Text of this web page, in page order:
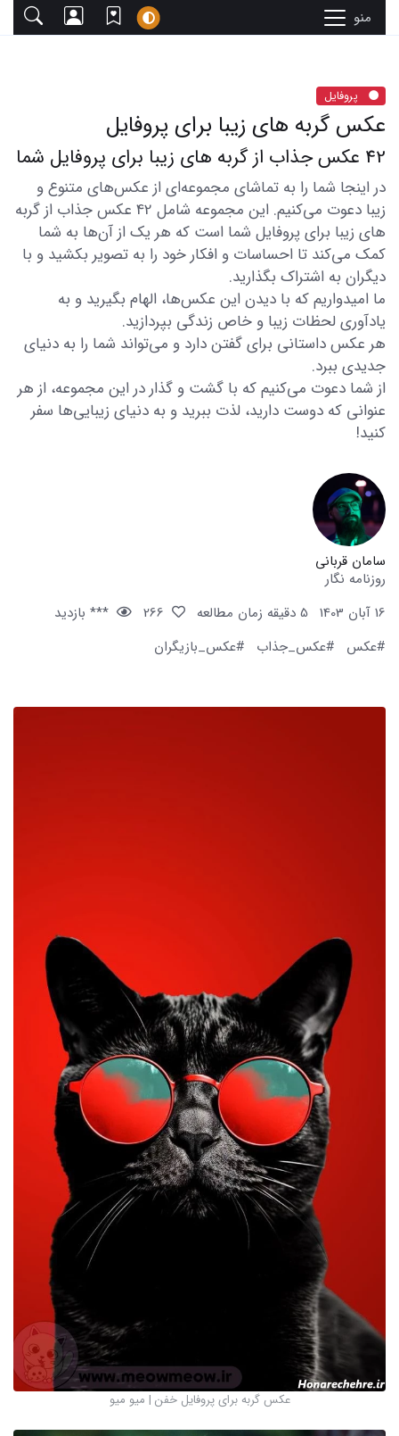
منو
پروفایل
عکس گربه های زیبا برای پروفایل
42 عکس جذاب از گربه های زیبا برای پروفایل شما
در اینجا شما را به تماشای مجموعه‌ای از عکس‌های متنوع و
زیبا دعوت می‌کنیم. این مجموعه شامل 42 عکس جذاب از گربه
های زیبا برای پروفایل شما است که هر یک از آن‌ها به شما
کمک می‌کند تا احساسات و افکار خود را به تصویر بکشید و با
دیگران به اشتراک بگذارید.
ما امیدواریم که با دیدن این عکس‌ها، الهام بگیرید و به
یادآوری لحظات زیبا و خاص زندگی بپردازید.
هر عکس داستانی برای گفتن دارد و می‌تواند شما را به دنیای
جدیدی ببرد.
از شما دعوت می‌کنیم که با گشت و گذار در این مجموعه، از هر
عنوانی که دوست دارید، لذت ببرید و به دنیای زیبایی‌ها سفر
کنید!
سامان قربانی
روزنامه نگار
16 آبان 1403
5 دقیقه زمان مطالعه
*** بازدید
#عکس
#عکس_جذاب #عکس_بازیگران
عکس گربه برای پروفایل خفن | میو میو